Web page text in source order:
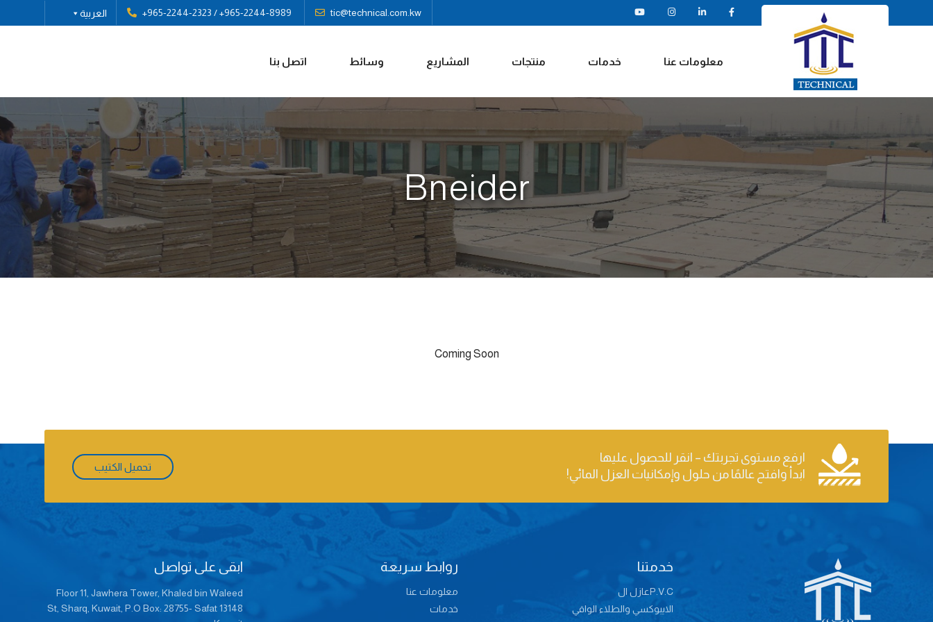
tic@technical.com.kw
+965-2244-2323 /+965-2244-8989 العربية
معلومات عنا خدمات منتجات المشاريع وسائط اتصل بنا
Bneider
Coming Soon
ارفع مستوى تجربتك – انقر للحصول عليها
ابدأ وافتح عالمًا من حلول وإمكانيات العزل المائي!
تحميل الكتيب
خدمتنا
P.V.Cعازل ال
الايبوكسي والطلاء الواقي
روابط سريعة
معلومات عنا
خدمات
ابقى على تواصل
Floor 11, Jawhera Tower, Khaled bin Waleed
St, Sharq, Kuwait, P.O Box: 28755- Safat 13148